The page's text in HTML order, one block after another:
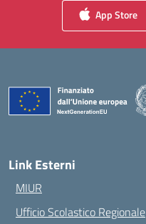
App Store
Link Esterni
MIUR
Ufficio Scolastico Regionale